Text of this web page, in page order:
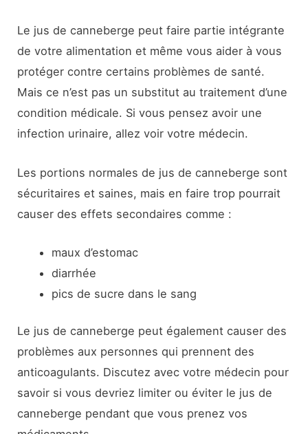
Le jus de canneberge peut faire partie intégrante
de votre alimentation et même vous aider à vous
protéger contre certains problèmes de santé.
Mais ce n’est pas un substitut au traitement d’une
condition médicale. Si vous pensez avoir une
infection urinaire, allez voir votre médecin.
Les portions normales de jus de canneberge sont
sécuritaires et saines, mais en faire trop pourrait
causer des effets secondaires comme :
maux d’estomac
diarrhée
pics de sucre dans le sang
Le jus de canneberge peut également causer des
problèmes aux personnes qui prennent des
anticoagulants. Discutez avec votre médecin pour
savoir si vous devriez limiter ou éviter le jus de
canneberge pendant que vous prenez vos